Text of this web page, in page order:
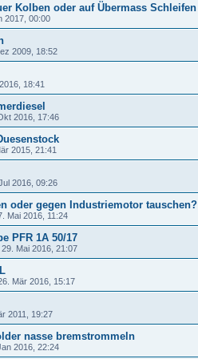
Kolben oder auf Übermass Schleifen
2017, 00:00
2009, 18:52
18:41
2016, 17:46
2015, 21:41
2016, 09:26
oder gegen Industriemotor tauschen?
Mai 2016, 11:24
PFR 1A 50/17
29. Mai 2016, 21:07
Mär 2016, 15:17
2011, 19:27
nasse bremstrommeln
2016, 22:24